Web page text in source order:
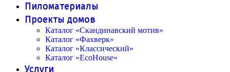
Пиломатериалы
Проекты домов
Каталог «Скандинавский мотив»
Каталог «Фахверк»
Каталог «Классический»
Каталог «EcoHouse»
Услуги